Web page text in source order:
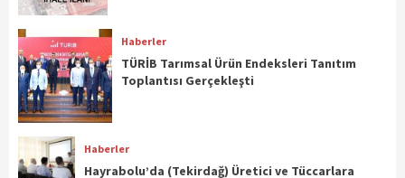
Haberler
TÜRİB Tarımsal Ürün Endeksleri Tanıtım
Toplantısı Gerçekleşti
Haberler
Hayrabolu’da (Tekirdağ) Üretici ve Tüccarlara